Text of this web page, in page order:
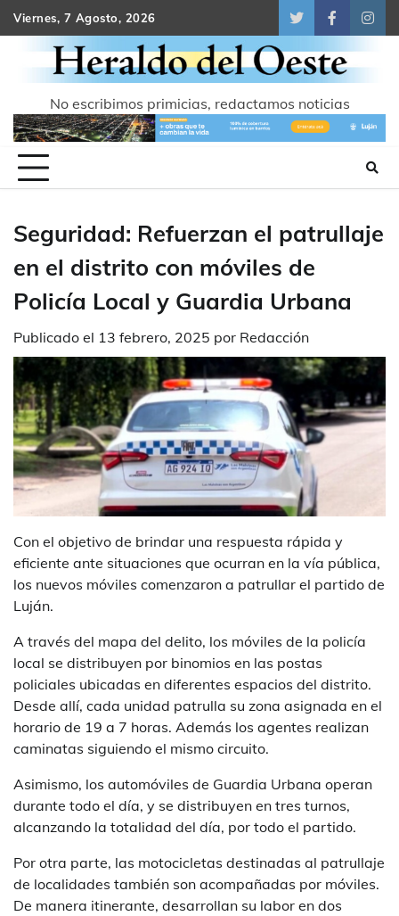
Skip
to
content
Viernes, 7 Agosto, 2026
TwitterFacebook
No escribimos primicias, redactamos noticias
Seguridad: Refuerzan el patrullaje
en el distrito con móviles de
Policía Local y Guardia Urbana
Publicado el 13 febrero, 2025 por Redacción
Con el objetivo de brindar una respuesta rápida y
eficiente ante situaciones que ocurran en la vía pública,
los nuevos móviles comenzaron a patrullar el partido de
Luján.
A través del mapa del delito, los móviles de la policía
local se distribuyen por binomios en las postas
policiales ubicadas en diferentes espacios del distrito.
Desde allí, cada unidad patrulla su zona asignada en el
horario de 19 a 7 horas. Además los agentes realizan
caminatas siguiendo el mismo circuito.
Asimismo, los automóviles de Guardia Urbana operan
durante todo el día, y se distribuyen en tres turnos,
alcanzando la totalidad del día, por todo el partido.
Por otra parte, las motocicletas destinadas al patrullaje
de localidades también son acompañadas por móviles.
De manera itinerante, desarrollan su labor en dos